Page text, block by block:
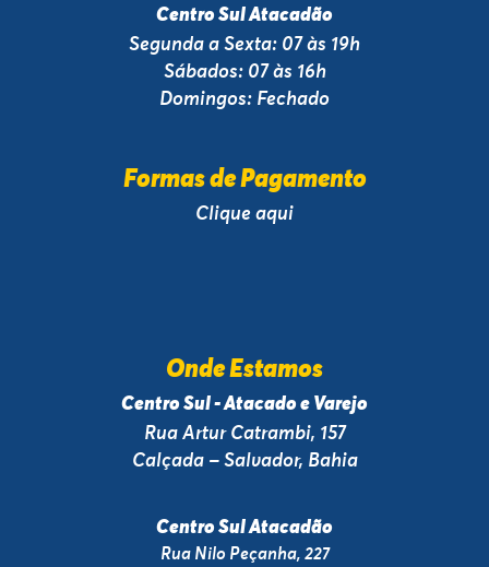
Centro Sul Atacadão
Segunda a Sexta: 07 às 19h
Sábados: 07 às 16h
Domingos: Fechado
Formas de Pagamento
Clique aqui
Onde Estamos
Centro Sul - Atacado e Varejo
Rua Artur Catrambi, 157
Calçada – Salvador, Bahia
Centro Sul Atacadão
Rua Nilo Peçanha, 227